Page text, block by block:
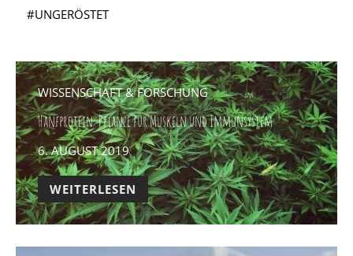
UNGERÖSTET
WISSENSCHAFT & FORSCHUNG
Hanfprotein: Pflanze für Muskeln und Immunsystem
POSTED
ON
6. AUGUST 2019
WEITERLESEN